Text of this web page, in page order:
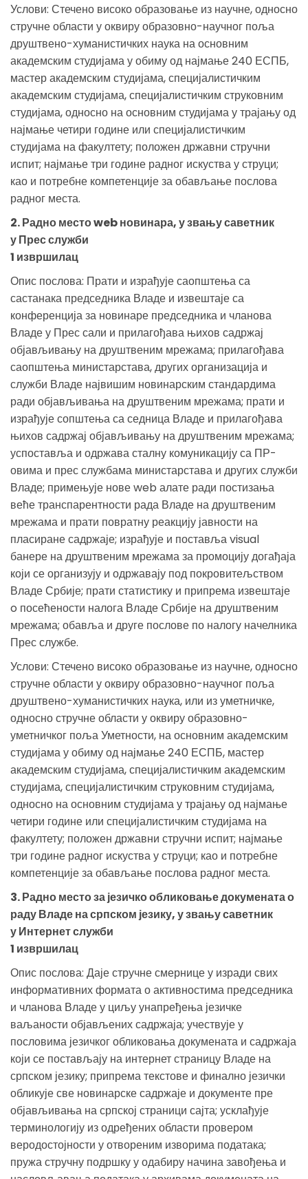
Услови: Стечено високо образовање из научне, односно
стручне области у оквиру образовно-научног поља
друштвено-хуманистичких наука на основним
академским студијама у обиму од најмање 240 ЕСПБ,
мастер академским студијама, специјалистичким
академским студијама, специјалистичким струковним
студијама, односно на основним студијама у трајању од
најмање четири године или специјалистичким
студијама на факултету; положен државни стручни
испит; најмање три године радног искуства у струци;
као и потребне компетенције за обављање послова
радног места.
2. Радно место web новинара, у звању саветник
у Прес служби
1 извршилац
Опис послова: Прати и израђује саопштења са
састанака председника Владе и извештаје са
конференција за новинаре председника и чланова
Владе у Прес сали и прилагођава њихов садржај
објављивању на друштвеним мрежама; прилагођава
саопштења министарстава, других организација и
служби Владе највишим новинарским стандардима
ради објављивања на друштвеним мрежама; прати и
израђује сопштења са седница Владе и прилагођава
њихов садржај објављивању на друштвеним мрежама;
успоставља и одржава сталну комуникацију са ПР-
овима и прес службама министарстава и других служби
Владе; примењује нове web алате ради постизања
веће транспарентности рада Владе на друштвеним
мрежама и прати повратну реакцију јавности на
пласиране садржаје; израђује и поставља visual
банере на друштвеним мрежама за промоцију догађаја
који се организују и одржавају под покровитељством
Владе Србије; прати статистику и припрема извештаје
o посећености налога Владе Србије на друштвеним
мрежама; обавља и друге послове по налогу начелника
Прес службе.
Услови: Стечено високо образовање из научне, односно
стручне области у оквиру образовно-научног поља
друштвено-хуманистичких наука, или из уметничке,
односно стручне области у оквиру образовно-
уметничког поља Уметности, на основним академским
студијама у обиму од најмање 240 ЕСПБ, мастер
академским студијама, специјалистичким академским
студијама, специјалистичким струковним студијама,
односно на основним студијама у трајању од најмање
четири године или специјалистичким студијама на
факултету; положен државни стручни испит; најмање
три године радног искуства у струци; као и потребне
компетенције за обављање послова радног места.
3. Радно место за језичко обликовање докумената о
раду Владе на српском језику, у звању саветник
у Интернет служби
1 извршилац
Опис послова: Даје стручне смернице у изради свих
информативних формата о активностима председника
и чланова Владе у циљу унапређења језичке
ваљаности објављених садржаја; учествује у
пословима језичког обликовања докумената и садржаја
који се постављају на интернет страницу Владе на
српском језику; припрема текстове и финално језички
обликује све новинарске садржаје и документе пре
објављивања на српској страници сајта; усклађује
терминологију из одређених области провером
веродостојности у отвореним изворима података;
пружа стручну подршку у одабиру начина завођења и